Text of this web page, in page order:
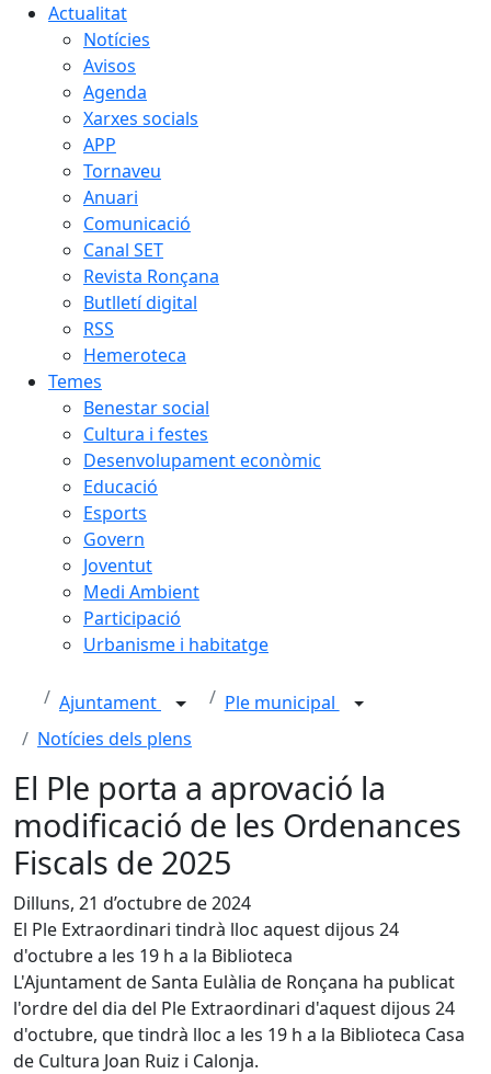
Actualitat
Notícies
Avisos
Agenda
Xarxes socials
APP
Tornaveu
Anuari
Comunicació
Canal SET
Revista Ronçana
Butlletí digital
RSS
Hemeroteca
Temes
Benestar social
Cultura i festes
Desenvolupament econòmic
Educació
Esports
Govern
Joventut
Medi Ambient
Participació
Urbanisme i habitatge
Ajuntament
Ple municipal
Notícies dels plens
El Ple porta a aprovació la
modificació de les Ordenances
Fiscals de 2025
Dilluns, 21 d’octubre de 2024
El Ple Extraordinari tindrà lloc aquest dijous 24
d'octubre a les 19 h a la Biblioteca
L'Ajuntament de Santa Eulàlia de Ronçana ha publicat
l'ordre del dia del Ple Extraordinari d'aquest dijous 24
d'octubre, que tindrà lloc a les 19 h a la Biblioteca Casa
de Cultura Joan Ruiz i Calonja.